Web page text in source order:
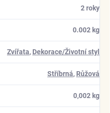
2 roky
0.002 kg
Zvířata, Dekorace/Životní styl
Stříbrná, Růžová
0,002 kg